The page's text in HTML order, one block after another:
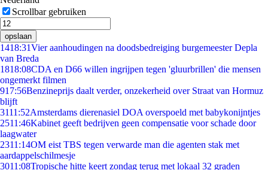
Scrollbar gebruiken
opslaan
1418:31Vier aanhoudingen na doodsbedreiging burgemeester Depla
van Breda
1818:08CDA en D66 willen ingrijpen tegen 'gluurbrillen' die mensen
ongemerkt filmen
917:56Benzineprijs daalt verder, onzekerheid over Straat van Hormuz
blijft
3111:52Amsterdams dierenasiel DOA overspoeld met babykonijntjes
2511:46Kabinet geeft bedrijven geen compensatie voor schade door
laagwater
2311:14OM eist TBS tegen verwarde man die agenten stak met
aardappelschilmesje
3011:08Tropische hitte keert zondag terug met lokaal 32 graden